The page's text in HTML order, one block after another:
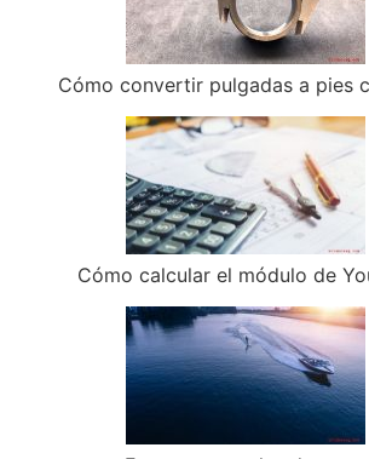
Cómo convertir pulgadas a pies
Cómo calcular el módulo de